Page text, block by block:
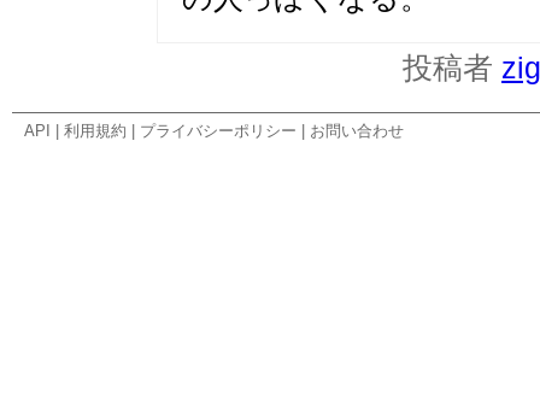
投稿者
API 利用規約 プライバシーポリシー お問い合わせ